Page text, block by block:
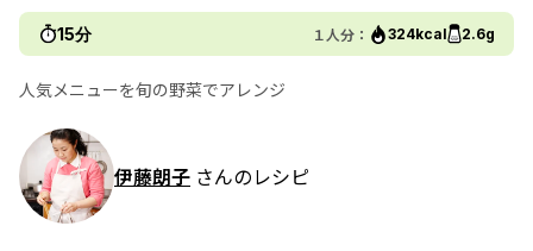
15分 １人分： 324kcal 2.6g
人気メニューを旬の野菜でアレンジ
伊藤朗子 さんのレシピ